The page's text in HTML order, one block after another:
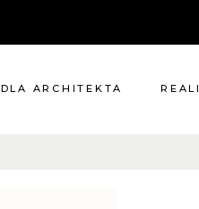
DLA ARCHITEKTA